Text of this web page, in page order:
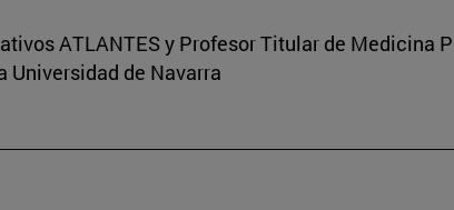
ATLANTES y Profesor Titular de Medicina
de Navarra